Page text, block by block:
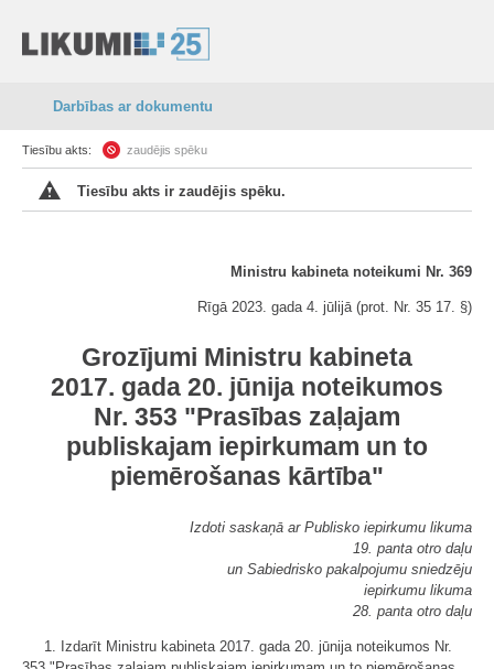
Darbības ar dokumentu
Tiesību akts: zaudējis spēku
Tiesību akts ir zaudējis spēku.
Ministru kabineta noteikumi Nr. 369
Rīgā 2023. gada 4. jūlijā (prot. Nr. 35 17. §)
Grozījumi Ministru kabineta
2017. gada 20. jūnija noteikumos
Nr. 353 "Prasības zaļajam
publiskajam iepirkumam un to
piemērošanas kārtība"
Izdoti saskaņā ar Publisko iepirkumu likuma
19. panta otro daļu
un Sabiedrisko pakalpojumu sniedzēju
iepirkumu likuma
28. panta otro daļu
1. Izdarīt Ministru kabineta 2017. gada 20. jūnija noteikumos Nr.